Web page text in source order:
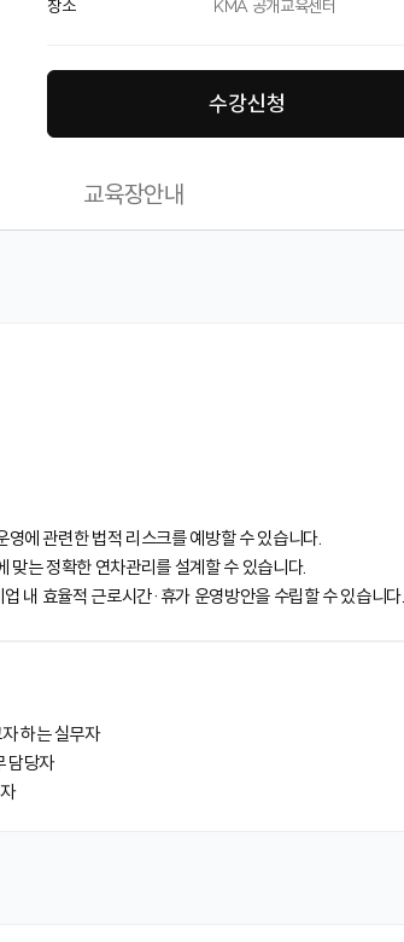
장소
KMA 공개교육센터
수강신청
교육장안내
에 관련한 법적 리스크를 예방할 수 있습니다.
맞는 정확한 연차관리를 설계할 수 있습니다.
내 효율적 근로시간·휴가 운영방안을 수립할 수 있습니
하는 실무자
담당자